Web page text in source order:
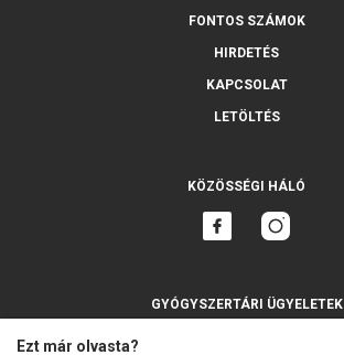
Ezt már olvasta?
FONTOS SZÁMOK
HIRDETÉS
KAPCSOLAT
LETÖLTÉS
KÖZÖSSÉGI HÁLÓ
GYÓGYSZERTÁRI ÜGYELETEK